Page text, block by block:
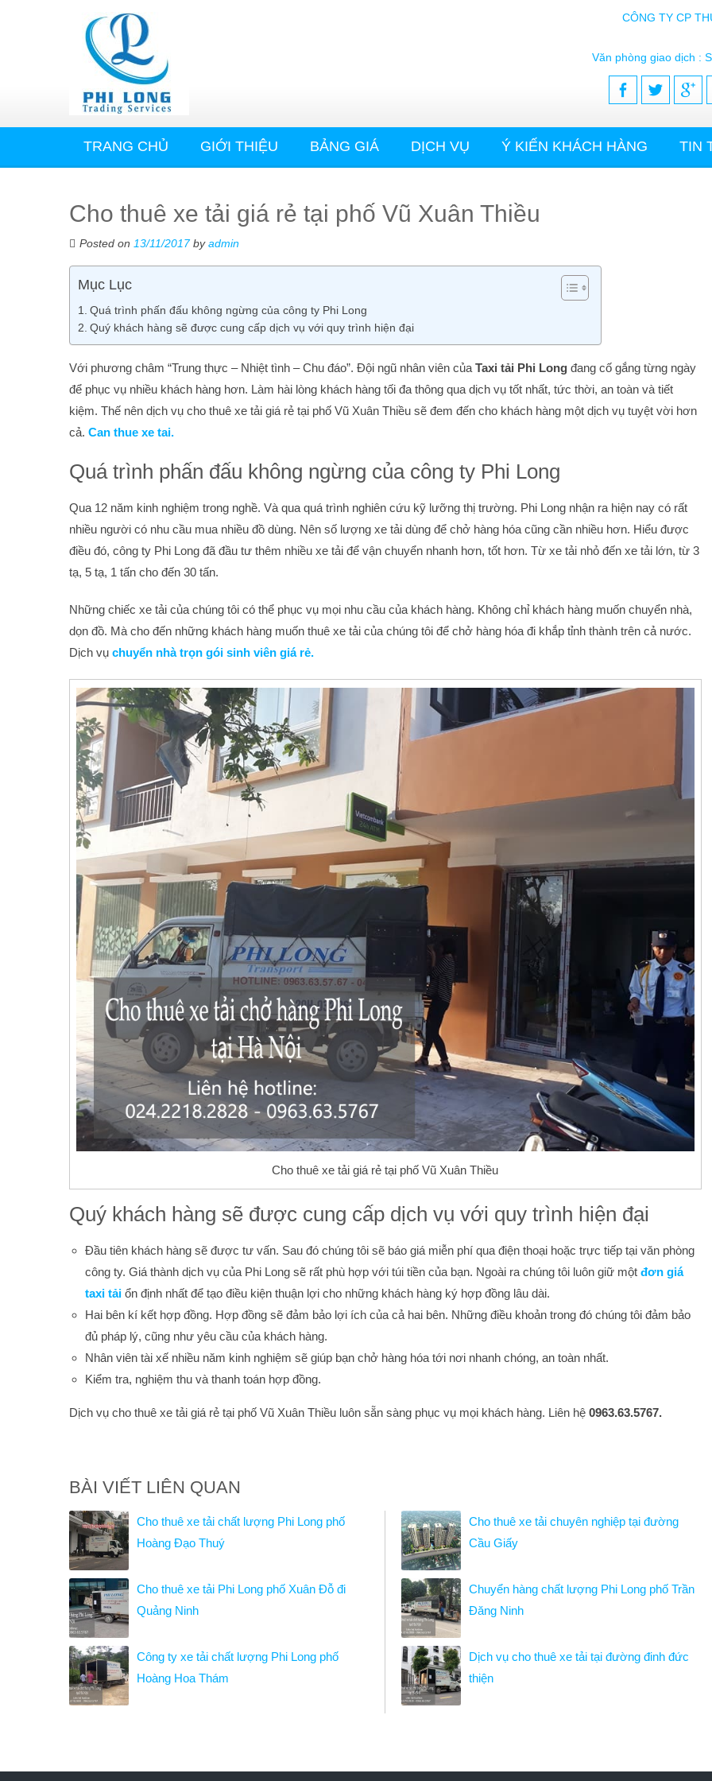
CÔNG TY CP
Văn phòng giao dịch :
TRANG CHỦ GIỚI THIỆU BẢNG GIÁ DỊCH VỤ Ý KIẾN KHÁCH HÀNG TIN
Cho thuê xe tải giá rẻ tại phố Vũ Xuân Thiều
Posted on 13/11/2017byadmin
Mục Lục
Quá trình phấn đấu không ngừng của công ty Phi Long
Quý khách hàng sẽ được cung cấp dịch vụ với quy trình hiện đại
Với phương châm “Trung thực – Nhiệt tình – Chu đáo”. Đội ngũ nhân viên của Taxi tải Phi Long đang cố gắng từng ngày
để phục vụ nhiều khách hàng hơn. Làm hài lòng khách hàng tối đa thông qua dịch vụ tốt nhất, tức thời, an toàn và tiết
kiệm. Thế nên dịch vụ cho thuê xe tải giá rẻ tại phố Vũ Xuân Thiều sẽ đem đến cho khách hàng một dịch vụ tuyệt vời hơn
cả. Can thue xe tai.
Quá trình phấn đấu không ngừng của công ty Phi Long
Qua 12 năm kinh nghiệm trong nghề. Và qua quá trình nghiên cứu kỹ lưỡng thị trường. Phi Long nhận ra hiện nay có rất
nhiều người có nhu cầu mua nhiều đồ dùng. Nên số lượng xe tải dùng để chở hàng hóa cũng cần nhiều hơn. Hiểu được
điều đó, công ty Phi Long đã đầu tư thêm nhiều xe tải để vận chuyển nhanh hơn, tốt hơn. Từ xe tải nhỏ đến xe tải lớn, từ 3
tạ, 5 tạ, 1 tấn cho đến 30 tấn.
Những chiếc xe tải của chúng tôi có thể phục vụ mọi nhu cầu của khách hàng. Không chỉ khách hàng muốn chuyển nhà,
dọn đồ. Mà cho đến những khách hàng muốn thuê xe tải của chúng tôi để chở hàng hóa đi khắp tỉnh thành trên cả nước.
Dịch vụ chuyển nhà trọn gói sinh viên giá rẻ.
Cho thuê xe tải giá rẻ tại phố Vũ Xuân Thiều
Quý khách hàng sẽ được cung cấp dịch vụ với quy trình hiện đại
Đầu tiên khách hàng sẽ được tư vấn. Sau đó chúng tôi sẽ báo giá miễn phí qua điện thoại hoặc trực tiếp tại văn phòng
công ty. Giá thành dịch vụ của Phi Long sẽ rất phù hợp với túi tiền của bạn. Ngoài ra chúng tôi luôn giữ một đơn giá
taxi tải ổn định nhất để tạo điều kiện thuận lợi cho những khách hàng ký hợp đồng lâu dài.
Hai bên kí kết hợp đồng. Hợp đồng sẽ đảm bảo lợi ích của cả hai bên. Những điều khoản trong đó chúng tôi đảm bảo
đủ pháp lý, cũng như yêu cầu của khách hàng.
Nhân viên tài xế nhiều năm kinh nghiệm sẽ giúp bạn chở hàng hóa tới nơi nhanh chóng, an toàn nhất.
Kiểm tra, nghiệm thu và thanh toán hợp đồng.
Dịch vụ cho thuê xe tải giá rẻ tại phố Vũ Xuân Thiều luôn sẵn sàng phục vụ mọi khách hàng. Liên hệ 0963.63.5767.
BÀI VIẾT LIÊN QUAN
Cho thuê xe tải chất lượng Phi Long phố
Hoàng Đạo Thuý
Cho thuê xe tải Phi Long phố Xuân Đỗ đi
Quảng Ninh
Công ty xe tải chất lượng Phi Long phố
Hoàng Hoa Thám
Cho thuê xe tải chuyên nghiệp tại đường
Cầu Giấy
Chuyển hàng chất lượng Phi Long phố Trần
Đăng Ninh
Dịch vụ cho thuê xe tải tại đường đinh đức
thiện